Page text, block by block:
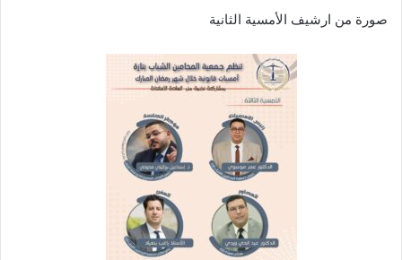
صورة من ارشيف الأمسية الثانية